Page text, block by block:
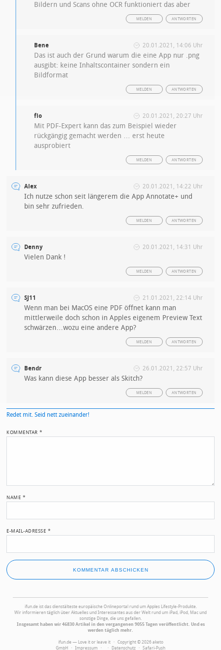
Bildern und Scans ohne OCR funktioniert das aber
ANTWORTEN
MELDEN
Bene 20.01.2021, 14:06 Uhr
Das ist auch der Grund warum die eine App nur .png
ausgibt: keine Inhaltscontainer sondern ein
Bildformat
ANTWORTEN
MELDEN
flo 20.01.2021, 20:27 Uhr
Mit PDF-Expert kann das zum Beispiel wieder
rückgängig gemacht werden … erst heute
ausprobiert
ANTWORTEN
MELDEN
Alex 20.01.2021, 14:22 Uhr
Ich nutze schon seit längerem die App Annotate+ und
bin sehr zufrieden.
ANTWORTEN
MELDEN
Denny 20.01.2021, 14:31 Uhr
Vielen Dank !
ANTWORTEN
MELDEN
SJ11 21.01.2021, 22:14 Uhr
Wenn man bei MacOS eine PDF öffnet kann man
mittlerweile doch schon in Apples eigenem Preview Text
schwärzen…wozu eine andere App?
ANTWORTEN
MELDEN
Bendr 26.01.2021, 22:57 Uhr
Was kann diese App besser als Skitch?
ANTWORTEN
MELDEN
Redet mit. Seid nett zueinander!
KOMMENTAR*
NAME *
E-MAIL-ADRESSE *
ifun.de ist das dienstälteste europäische Onlineportal rund um Apples Lifestyle-Produkte.
Wir informieren täglich über Aktuelles und Interessantes aus der Welt rund um iPad, iPod, Mac und
sonstige Dinge, die uns gefallen.
Insgesamt haben wir 46830 Artikel in den vergangenen 9055 Tagen veröffentlicht. Und es
werden täglich mehr.
ifun.de — Love it or leave it · Copyright © 2026 aketo
GmbH · Impressum · · Datenschutz · Safari-Push